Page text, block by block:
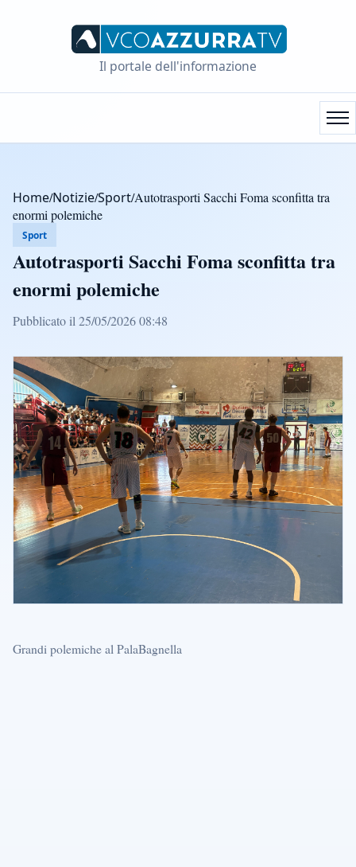
Il portale dell'informazione
Home/Notizie/Sport/Autotrasporti Sacchi Foma sconfitta tra
enormi polemiche
Sport
Autotrasporti Sacchi Foma sconfitta tra
enormi polemiche
Pubblicato il 25/05/2026 08:48
Grandi polemiche al PalaBagnella